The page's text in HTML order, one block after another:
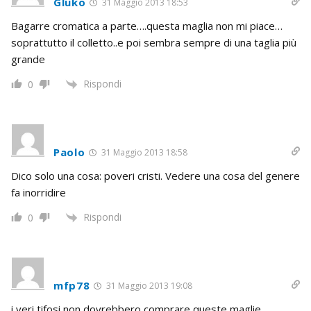
Bagarre cromatica a parte….questa maglia non mi piace…
soprattutto il colletto..e poi sembra sempre di una taglia più
grande
0 Rispondi
Paolo 31 Maggio 2013 18:58
Dico solo una cosa: poveri cristi. Vedere una cosa del genere
fa inorridire
0 Rispondi
mfp78 31 Maggio 2013 19:08